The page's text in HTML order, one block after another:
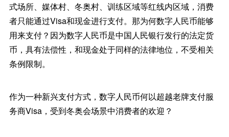
式场所、媒体村、冬奥村、训练区域等红线内区域，消费
者只能通过Visa和现金进行支付。那为何数字人民币能够
用来支付？因为数字人民币是中国人民银行发行的法定货
币，具有法偿性，和现金处于同样的法律地位，不受相关
条例限制。
作为一种新兴支付方式，数字人民币何以超越老牌支付服
务商Visa，受到冬奥会场景中消费者的欢迎？